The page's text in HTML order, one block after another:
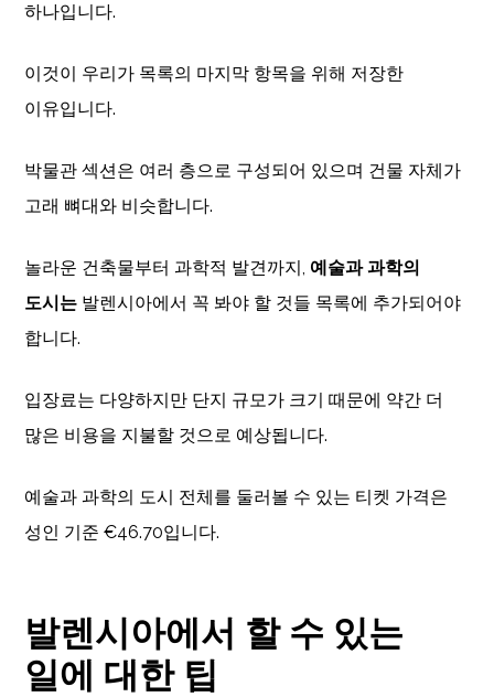
하나입니다.
이것이 우리가 목록의 마지막 항목을 위해 저장한
이유입니다.
박물관 섹션은 여러 층으로 구성되어 있으며 건물 자체가
고래 뼈대와 비슷합니다.
놀라운 건축물부터 과학적 발견까지, 예술과 과학의
도시는 발렌시아에서 꼭 봐야 할 것들 목록에 추가되어야
합니다.
입장료는 다양하지만 단지 규모가 크기 때문에 약간 더
많은 비용을 지불할 것으로 예상됩니다.
예술과 과학의 도시 전체를 둘러볼 수 있는 티켓 가격은
성인 기준 €46.70입니다.
발렌시아에서 할 수 있는
일에 대한 팁